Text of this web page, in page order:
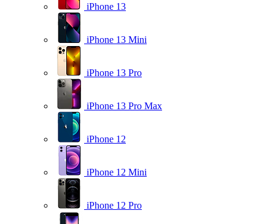
iPhone 13
iPhone 13 Mini
iPhone 13 Pro
iPhone 13 Pro Max
iPhone 12
iPhone 12 Mini
iPhone 12 Pro